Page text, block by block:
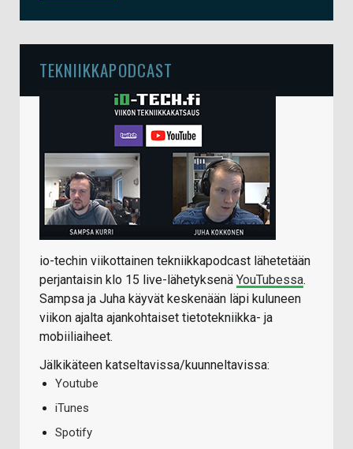
TEKNIIKKAPODCAST
io-techin viikottainen tekniikkapodcast lähetetään
perjantaisin klo 15 live-lähetyksenä YouTubessa.
Sampsa ja Juha käyvät keskenään läpi kuluneen
viikon ajalta ajankohtaiset tietotekniikka- ja
mobiiliaiheet.
Jälkikäteen katseltavissa/kuunneltavissa:
Youtube
iTunes
Spotify